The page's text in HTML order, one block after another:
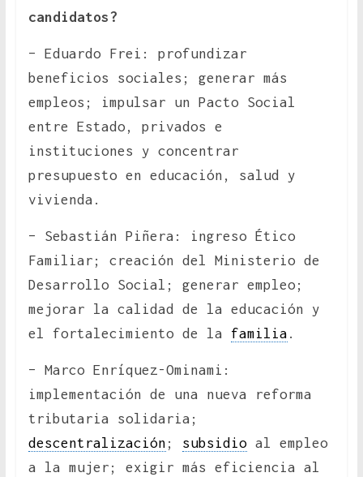
candidatos?
– Eduardo Frei: profundizar
beneficios sociales; generar más
empleos; impulsar un Pacto Social
entre Estado, privados e
instituciones y concentrar
presupuesto en educación, salud y
vivienda.
– Sebastián Piñera: ingreso Ético
Familiar; creación del Ministerio de
Desarrollo Social; generar empleo;
mejorar la calidad de la educación y
el fortalecimiento de la familia .
– Marco Enríquez-Ominami:
implementación de una nueva reforma
tributaria solidaria;
descentralización ; subsidioal empleo
a la mujer; exigir más eficiencia al